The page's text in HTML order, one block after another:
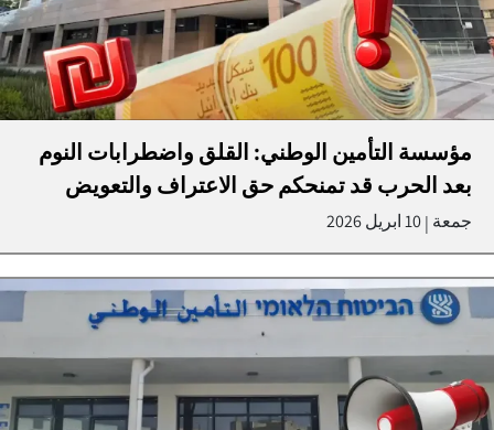
مؤسسة التأمين الوطني: القلق واضطرابات النوم
بعد الحرب قد تمنحكم حق الاعتراف والتعويض
جمعة |10 ابريل 2026